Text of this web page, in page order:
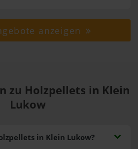
anzeigen
zu Holzpellets in Klein
Lukow
in Klein Lukow?